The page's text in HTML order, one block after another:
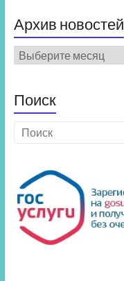
Архив новостей
Архив
новостей
Поиск